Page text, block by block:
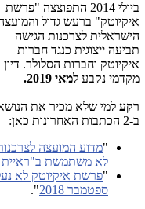
ביולי 2014 התפוצצה "פרשת
איקיוטק" ברעש גדול
הישראלית לצרכנות הגישה
תביעה ייצוגית כנגד חברות
איקיוטק וחברות הסלולר. דיון
מקדמי נקבע למאי 2019.
רקע למי שלא מכיר את
ב-2 הכתבות האחרונות כאן:
"מדוע המועצה
לא משתמשת ב"ראיית
"פרשת איקיוטק לא
ספטמבר 2018
".